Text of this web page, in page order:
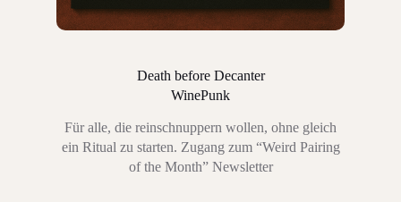
Death before Decanter
WinePunk
Für alle, die reinschnuppern wollen, ohne gleich
ein Ritual zu starten. Zugang zum “Weird Pairing
of the Month” Newsletter